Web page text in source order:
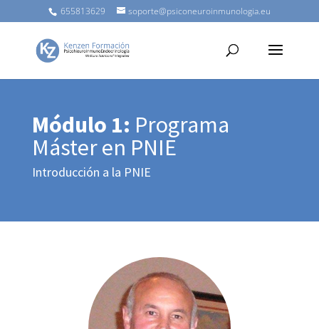
655813629 soporte@psiconeuroinmunologia.eu
Módulo 1: Programa
Máster en PNIE
Introducción a la PNIE